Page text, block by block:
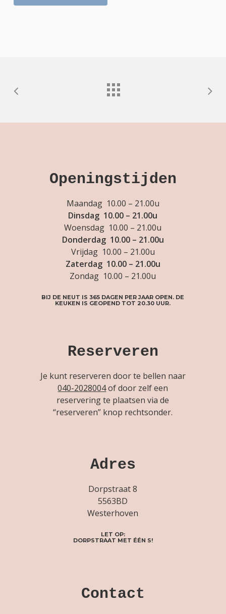
Openingstijden
Maandag 10.00 – 21.00u
Dinsdag 10.00 – 21.00u
Woensdag 10.00 – 21.00u
Donderdag 10.00 – 21.00u
Vrijdag 10.00 – 21.00u
Zaterdag 10.00 – 21.00u
Zondag 10.00 – 21.00u
BIJ DE NEUT IS 365 DAGEN PER JAAR OPEN. DE
KEUKEN IS GEOPEND TOT 20.30 UUR.
Reserveren
Je kunt reserveren door te bellen naar
040-2028004of door zelf een
reservering te plaatsen via de
“reserveren” knop rechtsonder.
Adres
Dorpstraat 8
5563BD
Westerhoven
LET OP:
DORPSTRAAT MET ÉÉN S!
Contact